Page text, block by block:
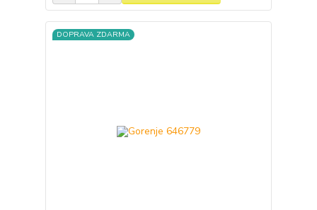
DOPRAVA ZDARMA